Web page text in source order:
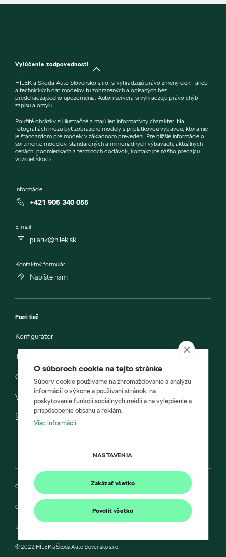
Vylúčenie zodpovednosti
HÍLEK a Škoda Auto Slovensko s.r.o. si vyhradzujú právo zmeny cien, farieb
a technických dát modelov tu zobrazených a opísaných bez
predchádzajúceho upozornenia. Autori servera si vyhradzujú právo chýb
zápisu a omylu.
Použité obrázky sú ilustračné a majú len informatívny charakter. Na
fotografiách môžu byť zobrazené modely s príplatkovou výbavou, ktorá nie
je štandardom pre modely v základnom prevedení. Pre bližšie informácie o
sortimente modelov, štandardných a mimoriadnych výbavách, aktuálnych
cenách, podmienkach a termínoch dodávok, kontaktujte nášho predajcu
vozidiel Škoda.
Informácie
+421 905 340 055
E-mail
pilarik@hilek.sk
Kontaktný formulár
Napíšte nám
Pozri tiež
Konfigurátor
Testovacia jazda
Objednávka do servisu
Vozidlá ihneď k odberu
Škoda E-shop
Ochrana osobných údajov
Cookies
Kontakt
© 2022 HÍLEK a Škoda Auto Slovensko s.r.o.
O súboroch cookie na tejto stránke
Súbory cookie používame na zhromažďovanie a analýzu
informácií o výkone a používaní stránok, na
poskytovanie funkcií sociálnych médií a na vylepšenie a
prispôsobenie obsahu a reklám.
Viac informácií
NASTAVENIA
Zakázať všetko
Povoliť všetko